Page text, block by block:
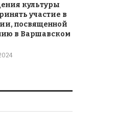
культуры
участие в
посвященной
в Варшавском